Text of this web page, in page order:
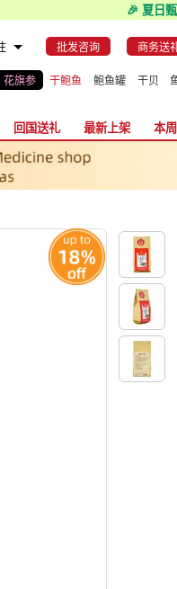
🎉 夏日
批发咨询 商务送
花旗参 干鲍鱼 鲍鱼罐 干贝
回国送礼 最新上架 本